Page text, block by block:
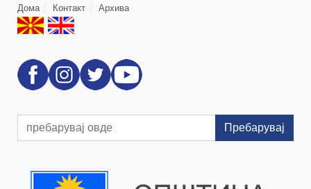
Дома Контакт Архива
Пребарувај